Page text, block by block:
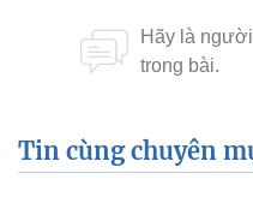
Tin cùng chuyên